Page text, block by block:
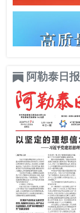
阿勒泰日报